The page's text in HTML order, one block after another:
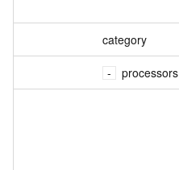
category
processors